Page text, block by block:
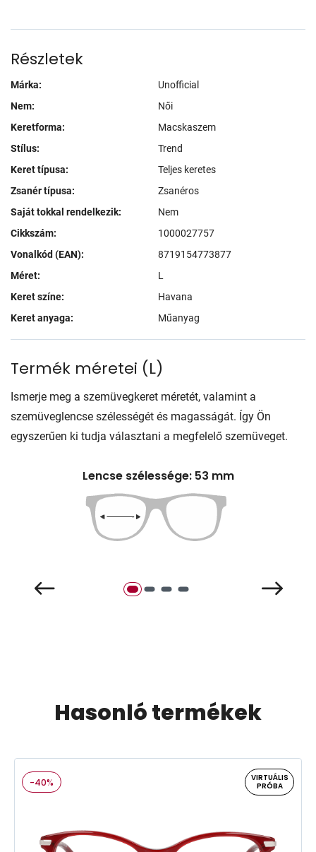
Részletek
Márka:
Unofficial
Nem:
Női
Keretforma:
Macskaszem
Stílus:
Trend
Keret típusa:
Teljes keretes
Zsanér típusa:
Zsanéros
Saját tokkal rendelkezik:
Nem
Cikkszám:
1000027757
Vonalkód (EAN):
8719154773877
Méret:
L
Keret színe:
Havana
Keret anyaga:
Műanyag
Termék méretei (L)
Ismerje meg a szemüvegkeret méretét, valamint a
szemüveglencse szélességét és magasságát. Így Ön
egyszerűen ki tudja választani a megfelelő szemüveget.
Lencse szélessége: 53 mm
Hasonló termékek
-40%
VIRTUÁLIS
PRÓBA